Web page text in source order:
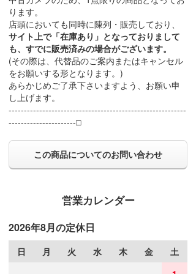
ります。
店頭においても同時に陳列・販売しており、
サイト上で「在庫あり」となっておりまして
も、すでに販売済みの場合がございます。
(その際は、代替品のご案内またはキャンセル
をお願いする形となります。)
あらかじめご了承下さいますよう、お願い申
し上げます。
----------------------------------------------------------
----------------------□
この商品についてのお問い合わせ
営業カレンダー
2026年8月の定休日
日 月 火 水 木 金
土